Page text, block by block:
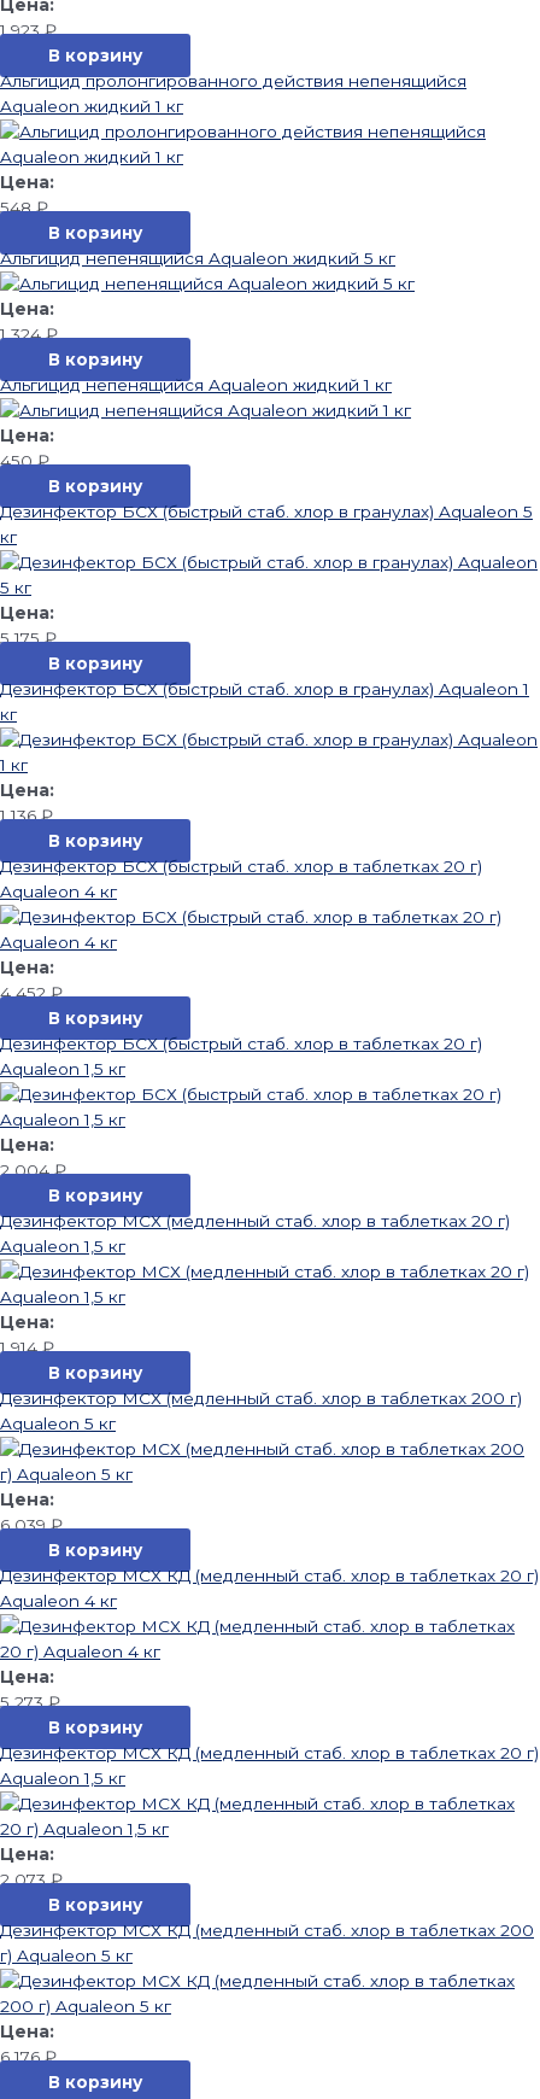
1 923₽
В корзину
Альгицид пролонгированного действия непенящийся
Aqualeon жидкий 1 кг
548₽
В корзину
Альгицид непенящийся Aqualeon жидкий 5 кг
1 324₽
В корзину
Альгицид непенящийся Aqualeon жидкий 1 кг
450₽
В корзину
Дезинфектор БСХ (быстрый стаб. хлор в гранулах) Aqualeon 5
кг
5 175₽
В корзину
Дезинфектор БСХ (быстрый стаб. хлор в гранулах) Aqualeon 1
кг
1 136₽
В корзину
Дезинфектор БСХ (быстрый стаб. хлор в таблетках 20 г)
Aqualeon 4 кг
4 452₽
В корзину
Дезинфектор БСХ (быстрый стаб. хлор в таблетках 20 г)
Aqualeon 1,5 кг
2 004₽
В корзину
Дезинфектор МСХ (медленный стаб. хлор в таблетках 20 г)
Aqualeon 1,5 кг
1 914₽
В корзину
Дезинфектор МСХ (медленный стаб. хлор в таблетках 200 г)
Aqualeon 5 кг
6 039₽
В корзину
Дезинфектор МСХ КД (медленный стаб. хлор в таблетках 20 г)
Aqualeon 4 кг
5 273₽
В корзину
Дезинфектор МСХ КД (медленный стаб. хлор в таблетках 20 г)
Aqualeon 1,5 кг
2 073₽
В корзину
Дезинфектор МСХ КД (медленный стаб. хлор в таблетках 200
г) Aqualeon 5 кг
6 176₽
В корзину